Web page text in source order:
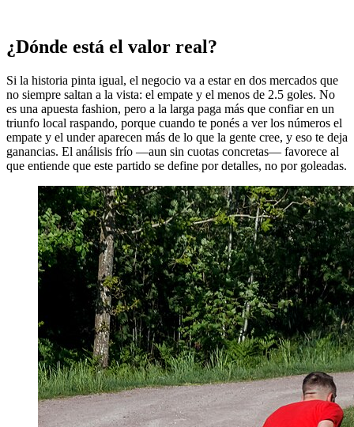
¿Dónde está el valor real?
Si la historia pinta igual, el negocio va a estar en dos mercados que
no siempre saltan a la vista: el empate y el menos de 2.5 goles. No
es una apuesta fashion, pero a la larga paga más que confiar en un
triunfo local raspando, porque cuando te ponés a ver los números el
empate y el under aparecen más de lo que la gente cree, y eso te deja
ganancias. El análisis frío —aun sin cuotas concretas— favorece al
que entiende que este partido se define por detalles, no por goleadas.